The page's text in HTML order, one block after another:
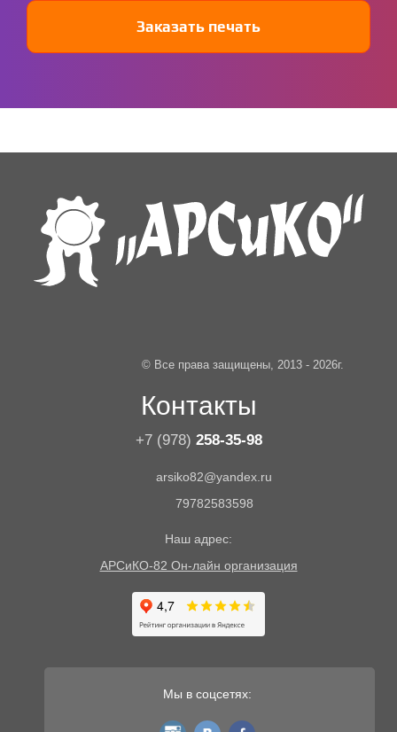
Заказать печать
© Все права защищены, 2013 - 2026г.
Контакты
+7 (978) 258-35-98
arsiko82@yandex.ru
79782583598
Наш адрес:
АРСиКО-82 Он-лайн организация
Мы в соцсетях:
instagram
vk fb